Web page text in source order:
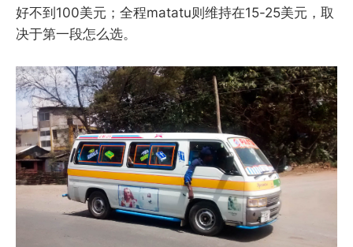
好不到100美元；全程matatu则维持在15-25美元，取
决于第一段怎么选。